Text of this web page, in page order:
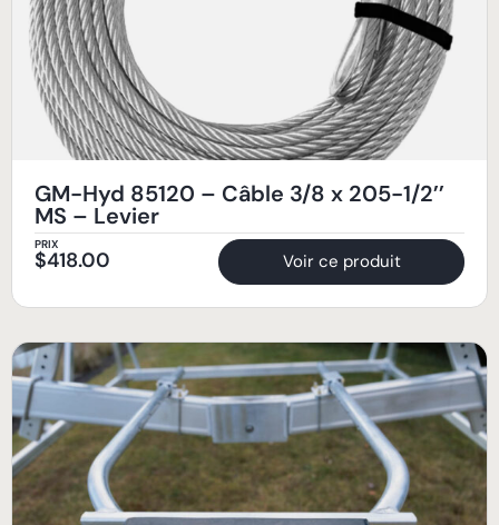
GM-Hyd 85120 – Câble 3/8 x 205-1/2’’
MS – Levier
PRIX
$418.00 Voir ce produit